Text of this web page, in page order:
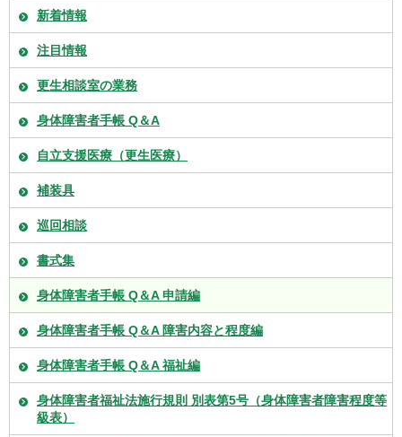
新着情報
注目情報
更生相談室の業務
身体障害者手帳 Q＆A
自立支援医療（更生医療）
補装具
巡回相談
書式集
身体障害者手帳 Q＆A 申請編
身体障害者手帳 Q＆A 障害内容と程度編
身体障害者手帳 Q＆A 福祉編
身体障害者福祉法施行規則 別表第5号（身体障害者障害程度等
級表）